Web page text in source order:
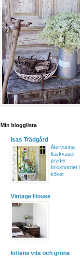
Min blogglista
Isas Trädgård
Återvunna
flaskvaser
pryder
brickbordet i
köket
Vintage House
lottens vita och gröna